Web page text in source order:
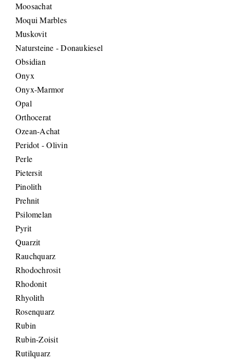
Moosachat
Moqui Marbles
Muskovit
Natursteine - Donaukiesel
Obsidian
Onyx
Onyx-Marmor
Opal
Orthocerat
Ozean-Achat
Peridot - Olivin
Perle
Pietersit
Pinolith
Prehnit
Psilomelan
Pyrit
Quarzit
Rauchquarz
Rhodochrosit
Rhodonit
Rhyolith
Rosenquarz
Rubin
Rubin-Zoisit
Rutilquarz